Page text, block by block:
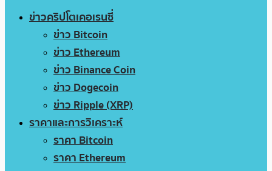
ข่าวคริปโตเคอเรนซี่
ข่าว Bitcoin
ข่าว Ethereum
ข่าว Binance Coin
ข่าว Dogecoin
ข่าว Ripple (XRP)
ราคาและการวิเคราะห์
ราคา Bitcoin
ราคา Ethereum